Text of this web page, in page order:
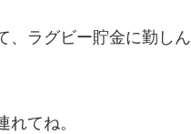
、ラグビー貯金に勤し
れてね。